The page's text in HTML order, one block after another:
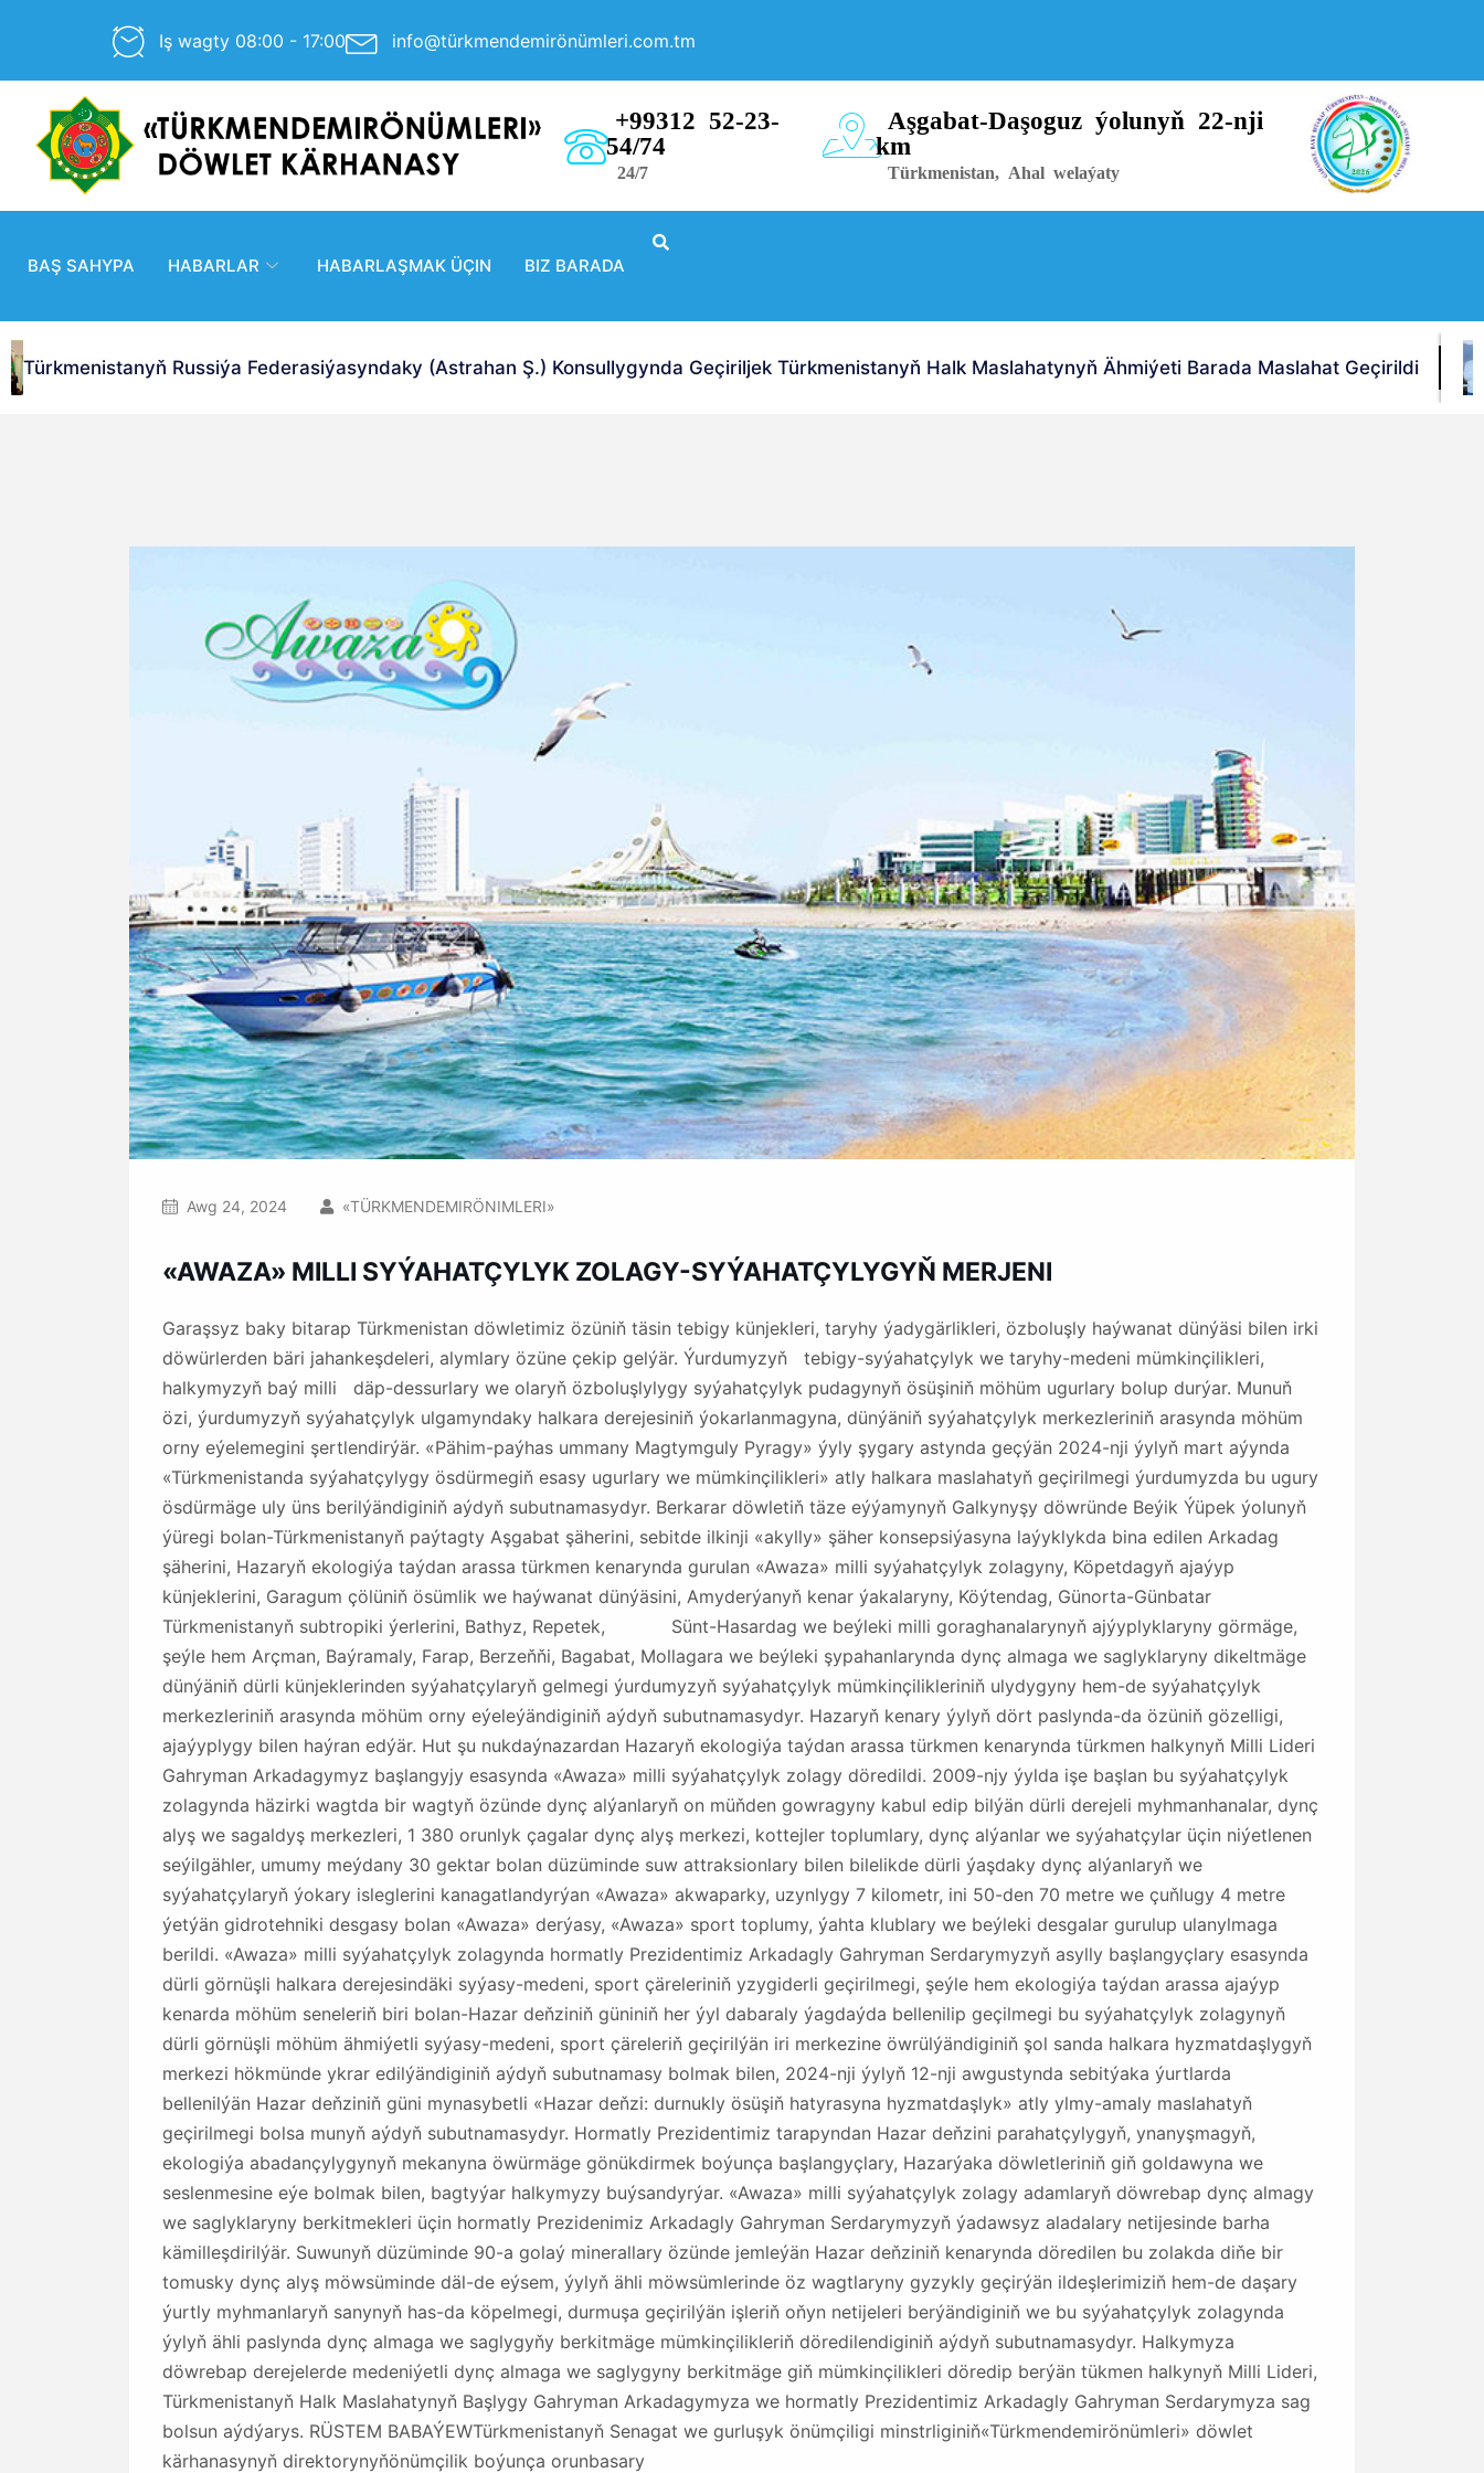
Iş wagty 08:00 - 17:00 info@türkmendemirönümleri.com.tm
+99312 52-23-
54/74
24/7
Aşgabat-Daşoguz ýolunyň 22-nji
km
Türkmenistan, Ahal welaýaty
BAŞ SAHYPA HABARLAR HABARLAŞMAK ÜÇIN BIZ BARADA
Türkmenistanyň Russiýa Federasiýasyndaky (Astrahan Ş.) Konsullygynda Geçiriljek Türkmenistanyň Halk Maslahatynyň Ähmiýeti Barada Maslahat Geçirildi
Awg 24, 2024 «TÜRKMENDEMIRÖNIMLERI»
«AWAZA» MILLI SYÝAHATÇYLYK ZOLAGY-SYÝAHATÇYLYGYŇ MERJENI
Garaşsyz baky bitarap Türkmenistan döwletimiz özüniň täsin tebigy künjekleri, taryhy ýadygärlikleri, özboluşly haýwanat dünýäsi bilen irki
döwürlerden bäri jahankeşdeleri, alymlary özüne çekip gelýär. Ýurdumyzyň tebigy-syýahatçylyk we taryhy-medeni mümkinçilikleri,
halkymyzyň baý milli däp-dessurlary we olaryň özboluşlylygy syýahatçylyk pudagynyň ösüşiniň möhüm ugurlary bolup durýar. Munuň
özi, ýurdumyzyň syýahatçylyk ulgamyndaky halkara derejesiniň ýokarlanmagyna, dünýäniň syýahatçylyk merkezleriniň arasynda möhüm
orny eýelemegini şertlendirýär. «Pähim-paýhas ummany Magtymguly Pyragy» ýyly şygary astynda geçýän 2024-nji ýylyň mart aýynda
«Türkmenistanda syýahatçylygy ösdürmegiň esasy ugurlary we mümkinçilikleri» atly halkara maslahatyň geçirilmegi ýurdumyzda bu ugury
ösdürmäge uly üns berilýändiginiň aýdyň subutnamasydyr. Berkarar döwletiň täze eýýamynyň Galkynyşy döwründe Beýik Ýüpek ýolunyň
ýüregi bolan-Türkmenistanyň paýtagty Aşgabat şäherini, sebitde ilkinji «akylly» şäher konsepsiýasyna laýyklykda bina edilen Arkadag
şäherini, Hazaryň ekologiýa taýdan arassa türkmen kenarynda gurulan «Awaza» milli syýahatçylyk zolagyny, Köpetdagyň ajaýyp
künjeklerini, Garagum çölüniň ösümlik we haýwanat dünýäsini, Amyderýanyň kenar ýakalaryny, Köýtendag, Günorta-Günbatar
Türkmenistanyň subtropiki ýerlerini, Bathyz, Repetek, Sünt-Hasardag we beýleki milli goraghanalarynyň ajýyplyklaryny görmäge,
şeýle hem Arçman, Baýramaly, Farap, Berzeňňi, Bagabat, Mollagara we beýleki şypahanlarynda dynç almaga we saglyklaryny dikeltmäge
dünýäniň dürli künjeklerinden syýahatçylaryň gelmegi ýurdumyzyň syýahatçylyk mümkinçilikleriniň ulydygyny hem-de syýahatçylyk
merkezleriniň arasynda möhüm orny eýeleýändiginiň aýdyň subutnamasydyr. Hazaryň kenary ýylyň dört paslynda-da özüniň gözelligi,
ajaýyplygy bilen haýran edýär. Hut şu nukdaýnazardan Hazaryň ekologiýa taýdan arassa türkmen kenarynda türkmen halkynyň Milli Lideri
Gahryman Arkadagymyz başlangyjy esasynda «Awaza» milli syýahatçylyk zolagy döredildi. 2009-njy ýylda işe başlan bu syýahatçylyk
zolagynda häzirki wagtda bir wagtyň özünde dynç alýanlaryň on müňden gowragyny kabul edip bilýän dürli derejeli myhmanhanalar, dynç
alyş we sagaldyş merkezleri, 1 380 orunlyk çagalar dynç alyş merkezi, kottejler toplumlary, dynç alýanlar we syýahatçylar üçin niýetlenen
seýilgähler, umumy meýdany 30 gektar bolan düzüminde suw attraksionlary bilen bilelikde dürli ýaşdaky dynç alýanlaryň we
syýahatçylaryň ýokary isleglerini kanagatlandyrýan «Awaza» akwaparky, uzynlygy 7 kilometr, ini 50-den 70 metre we çuňlugy 4 metre
ýetýän gidrotehniki desgasy bolan «Awaza» derýasy, «Awaza» sport toplumy, ýahta klublary we beýleki desgalar gurulup ulanylmaga
berildi. «Awaza» milli syýahatçylyk zolagynda hormatly Prezidentimiz Arkadagly Gahryman Serdarymyzyň asylly başlangyçlary esasynda
dürli görnüşli halkara derejesindäki syýasy-medeni, sport çäreleriniň yzygiderli geçirilmegi, şeýle hem ekologiýa taýdan arassa ajaýyp
kenarda möhüm seneleriň biri bolan-Hazar deňziniň güniniň her ýyl dabaraly ýagdaýda bellenilip geçilmegi bu syýahatçylyk zolagynyň
dürli görnüşli möhüm ähmiýetli syýasy-medeni, sport çäreleriň geçirilýän iri merkezine öwrülýändiginiň şol sanda halkara hyzmatdaşlygyň
merkezi hökmünde ykrar edilýändiginiň aýdyň subutnamasy bolmak bilen, 2024-nji ýylyň 12-nji awgustynda sebitýaka ýurtlarda
bellenilýän Hazar deňziniň güni mynasybetli «Hazar deňzi: durnukly ösüşiň hatyrasyna hyzmatdaşlyk» atly ylmy-amaly maslahatyň
geçirilmegi bolsa munyň aýdyň subutnamasydyr. Hormatly Prezidentimiz tarapyndan Hazar deňzini parahatçylygyň, ynanyşmagyň,
ekologiýa abadançylygynyň mekanyna öwürmäge gönükdirmek boýunça başlangyçlary, Hazarýaka döwletleriniň giň goldawyna we
seslenmesine eýe bolmak bilen, bagtyýar halkymyzy buýsandyrýar. «Awaza» milli syýahatçylyk zolagy adamlaryň döwrebap dynç almagy
we saglyklaryny berkitmekleri üçin hormatly Prezidenimiz Arkadagly Gahryman Serdarymyzyň ýadawsyz aladalary netijesinde barha
kämilleşdirilýär. Suwunyň düzüminde 90-a golaý minerallary özünde jemleýän Hazar deňziniň kenarynda döredilen bu zolakda diňe bir
tomusky dynç alyş möwsüminde däl-de eýsem, ýylyň ähli möwsümlerinde öz wagtlaryny gyzykly geçirýän ildeşlerimiziň hem-de daşary
ýurtly myhmanlaryň sanynyň has-da köpelmegi, durmuşa geçirilýän işleriň oňyn netijeleri berýändiginiň we bu syýahatçylyk zolagynda
ýylyň ähli paslynda dynç almaga we saglygyňy berkitmäge mümkinçilikleriň döredilendiginiň aýdyň subutnamasydyr. Halkymyza
döwrebap derejelerde medeniýetli dynç almaga we saglygyny berkitmäge giň mümkinçilikleri döredip berýän tükmen halkynyň Milli Lideri,
Türkmenistanyň Halk Maslahatynyň Başlygy Gahryman Arkadagymyza we hormatly Prezidentimiz Arkadagly Gahryman Serdarymyza sag
bolsun aýdýarys. RÜSTEM BABAÝEWTürkmenistanyň Senagat we gurluşyk önümçiligi minstrliginiň«Türkmendemirönümleri» döwlet
kärhanasynyň direktorynyňönümçilik boýunça orunbasary